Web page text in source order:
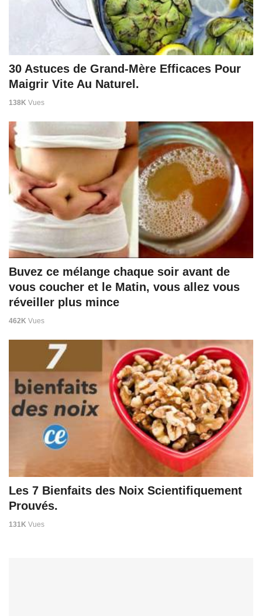
30 Astuces de Grand-Mère Efficaces Pour
Maigrir Vite Au Naturel.
138K Vues
Buvez ce mélange chaque soir avant de
vous coucher et le Matin, vous allez vous
réveiller plus mince
462K Vues
Les 7 Bienfaits des Noix Scientifiquement
Prouvés.
131K Vues